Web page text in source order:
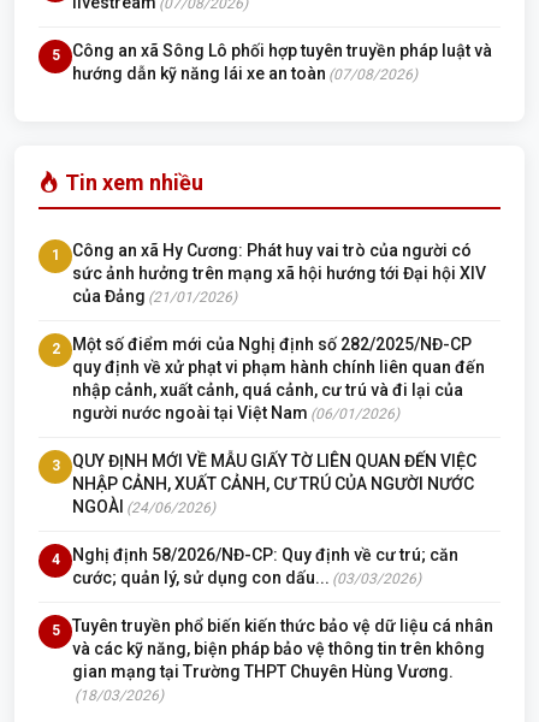
(07/08/2026)
5
Công an xã Sông Lô phối hợp tuyên truyền pháp luật và
hướng dẫn kỹ năng lái xe an toàn (07/08/2026)
Tin xem nhiều
1
Công an xã Hy Cương: Phát huy vai trò của người có
sức ảnh hưởng trên mạng xã hội hướng tới Đại hội XIV
của Đảng (21/01/2026)
2
Một số điểm mới của Nghị định số 282/2025/NĐ-CP
quy định về xử phạt vi phạm hành chính liên quan đến
nhập cảnh, xuất cảnh, quá cảnh, cư trú và đi lại của
người nước ngoài tại Việt Nam (06/01/2026)
3
QUY ĐỊNH MỚI VỀ MẪU GIẤY TỜ LIÊN QUAN ĐẾN VIỆC
NHẬP CẢNH, XUẤT CẢNH, CƯ TRÚ CỦA NGƯỜI NƯỚC
NGOÀI (24/06/2026)
4
Nghị định 58/2026/NĐ-CP: Quy định về cư trú; căn
cước; quản lý, sử dụng con dấu... (03/03/2026)
5
Tuyên truyền phổ biến kiến thức bảo vệ dữ liệu cá nhân
và các kỹ năng, biện pháp bảo vệ thông tin trên không
gian mạng tại Trường THPT Chuyên Hùng Vương.
(18/03/2026)